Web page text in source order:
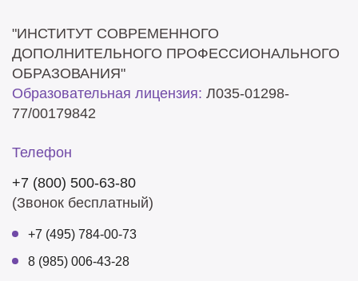
"ИНСТИТУТ СОВРЕМЕННОГО
ДОПОЛНИТЕЛЬНОГО ПРОФЕССИОНАЛЬНОГО
ОБРАЗОВАНИЯ"
Образовательная лицензия: Л035-01298-
77/00179842
Телефон
+7 (800) 500-63-80
(Звонок бесплатный)
+7 (495) 784-00-73
8 (985) 006-43-28